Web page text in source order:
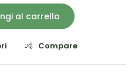
al carrello
Compare